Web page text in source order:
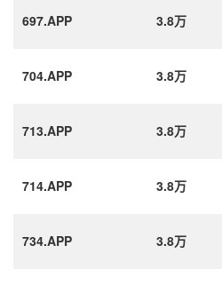
697.APP 3.8万
704.APP 3.8万
713.APP 3.8万
714.APP 3.8万
734.APP 3.8万